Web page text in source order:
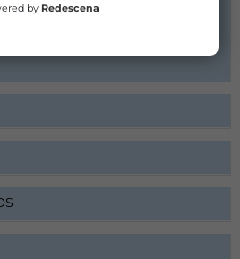
307
by Redescena